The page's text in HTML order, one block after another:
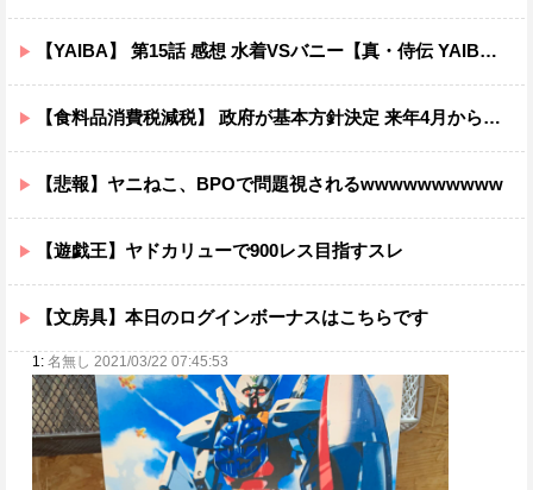
【YAIBA】 第15話 感想 水着VSバニー【真・侍伝 YAIBA】
【食料品消費税減税】 政府が基本方針決定 来年4月から2年間1％に8月5日
【悲報】ヤニねこ、BPOで問題視されるwwwwwwwwww
【遊戯王】ヤドカリューで900レス目指すスレ
【文房具】本日のログインボーナスはこちらです
1: 名無し 2021/03/22 07:45:53